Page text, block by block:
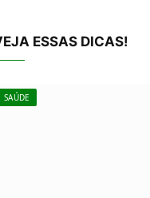
ESSAS DICAS!
SAÚDE